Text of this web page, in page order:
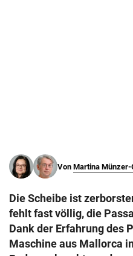
Von Martina Münzer-
Die Scheibe ist
fehlt fast völlig, die
Dank der Erfahrung des
Maschine aus Mallorca